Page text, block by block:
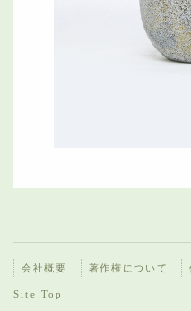
会社概要 著作権について
Site Top